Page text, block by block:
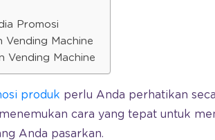
Promosi
Vending Machine
Vending Machine
produk perlu Anda perhatikan
cara yang tepat untuk
Anda pasarkan.